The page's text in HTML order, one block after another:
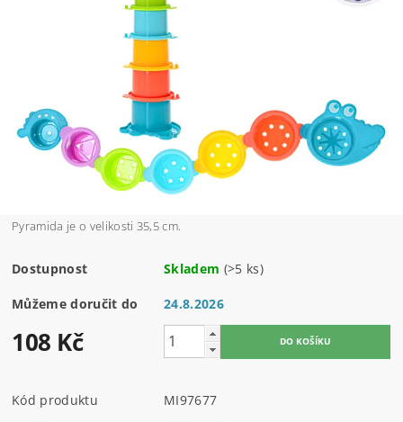
Pyramida je o velikosti 35,5 cm.
Dostupnost Skladem (>5 ks)
Můžeme doručit do 24.8.2026
108 Kč
Kód produktu
MI97677